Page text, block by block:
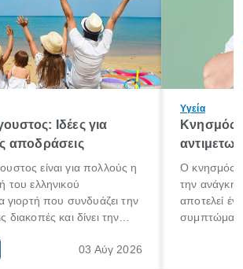
Ιδέες για
αποδράσεις
είναι για πολλούς η
του ελληνικού
γιορτή που συνδυάζει την
και δίνει την
για λίγες μέρες03 Αύγ 2026
Υγεία
Κνησμός:
Ο κνησμός
την ανάγκη
αποτελεί